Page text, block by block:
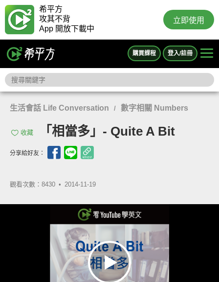
希平方
攻其不背
App 開放下載中
立即使用
購買課程 登入/註冊
生活會話 Life Conversation / 數字相關 Numbers
收藏 「相當多」- Quite A Bit
分享給好友：
觀看次數：8430 • 2014-11-19